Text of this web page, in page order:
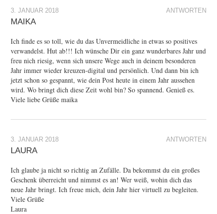
ANTWORTEN
3. JANUAR 2018
MAIKA
Ich finde es so toll, wie du das Unvermeidliche in etwas so positives
verwandelst. Hut ab!!! Ich wünsche Dir ein ganz wunderbares Jahr und
freu nich riesig, wenn sich unsere Wege auch in deinem besonderen
Jahr immer wieder kreuzen-digital und persönlich. Und dann bin ich
jetzt schon so gespannt, wie dein Post heute in einem Jahr aussehen
wird. Wo bringt dich diese Zeit wohl bin? So spannend. Genieß es.
Viele liebe Grüße maika
ANTWORTEN
3. JANUAR 2018
LAURA
Ich glaube ja nicht so richtig an Zufälle. Da bekommst du ein großes
Geschenk überreicht und nimmst es an! Wer weiß, wohin dich das
neue Jahr bringt. Ich freue mich, dein Jahr hier virtuell zu begleiten.
Viele Grüße
Laura